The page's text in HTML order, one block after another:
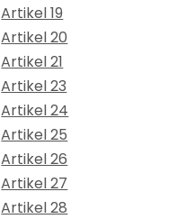
Artikel 19
Artikel 20
Artikel 21
Artikel 23
Artikel 24
Artikel 25
Artikel 26
Artikel 27
Artikel 28